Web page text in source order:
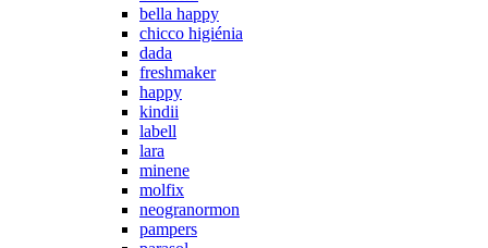
bella happy
chicco higiénia
dada
freshmaker
happy
kindii
labell
lara
minene
molfix
neogranormon
pampers